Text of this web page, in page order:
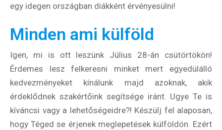
egy idegen országban diákként érvényesülni!
Minden ami külföld
Igen, mi is ott leszünk Július 28-án csütörtökön!
Érdemes lesz felkeresni minket mert egyedülálló
kedvezményeket kínálunk majd azoknak, akik
érdeklődnek szakértőink segítsége iránt. Ugye Te is
kíváncsi vagy a lehetőségeidre?! Készülj fel alaposan,
hogy Téged se érjenek meglepetések külföldön. Ezért